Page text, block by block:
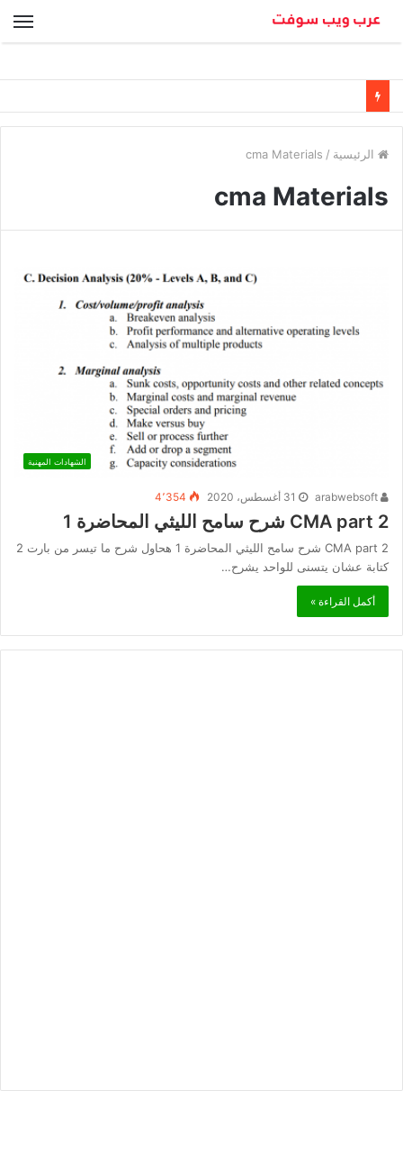
الرئيسية /
cma Materials
cma Materials
الشهادات المهنية
31 أغسطس، 2020 4٬354
CMA part 2 شرح سامح الليثي المحاضرة 1
CMA part 2 شرح سامح الليثي المحاضرة 1 هحاول شرح ما تيسر من بارت 2
كتابة عشان يتسنى للواحد يشرح…
أكمل القراءة »